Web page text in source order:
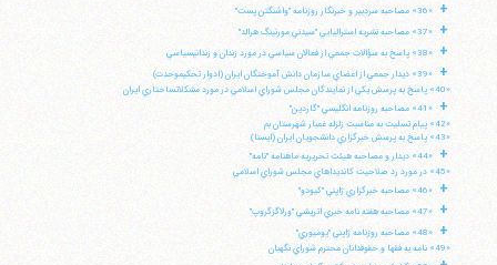
+ «36» مصاحبه سردبير و خبرنگار روزنامه "واشنگتن پست"
+ «37» مصاحبه نشريه استراليايي "سيدني مورنينگ هرالد"
+ «38» پاسخ به سؤالات جمعي از فعالان سياسي در مورد زندان و زندانيسياسي
+
«39» ديدار جمعي از اعضاي سازمان دانش آموختگان ايران (ادوار تحكيموحدت)
«40» پاسخ به پرسش يكي از نمايندگان مجلس شوراي اسلامي در مورد مشكلاتساختاري ايران
+
«41» مصاحبه روزنامه انگليسي "گاردين"
«42» پيام تسليت به مناسبت زلزله غمبار شهرستان بم
«43» پاسخ به پرسش خبرگزاري دانشجويان ايران (ايسنا)
+
«44» ديدار و مصاحبه هيئت تحريريه ماهنامه "نامه"
«45» در مورد رد صلاحيت كانديداهاي مجلس شوراي اسلامي
+ «46» مصاحبه خبرگزاري ژاپني "كيودو"
+ «47» مصاحبه هفته نامه خبري اتريشي "ورلاگزگروپ"
+
«48» مصاحبه روزنامه ژاپني "يوميوري"
«49» نامه به فقها و حقوقدانان محترم شوراي نگهبان
آیت‌الله منتظری
وب سایت رسمی آیت‌الله منتظری